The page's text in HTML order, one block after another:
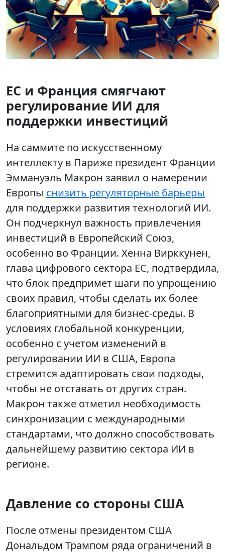
ЕС и Франция смягчают
регулирование ИИ для
поддержки инвестиций
На саммите по искусственному
интеллекту в Париже президент Франции
Эммануэль Макрон заявил о намерении
Европы снизить регуляторные барьеры
для поддержки развития технологий ИИ.
Он подчеркнул важность привлечения
инвестиций в Европейский Союз,
особенно во Франции. Хенна Вирккунен,
глава цифрового сектора ЕС, подтвердила,
что блок предпримет шаги по упрощению
своих правил, чтобы сделать их более
благоприятными для бизнес-среды. В
условиях глобальной конкуренции,
особенно с учетом изменений в
регулировании ИИ в США, Европа
стремится адаптировать свои подходы,
чтобы не отставать от других стран.
Макрон также отметил необходимость
синхронизации с международными
стандартами, что должно способствовать
дальнейшему развитию сектора ИИ в
регионе.
Давление со стороны США
После отмены президентом США
Дональдом Трампом ряда ограничений в